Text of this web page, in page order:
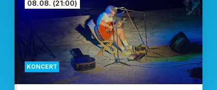
KONCERT
08.08. (21:00)